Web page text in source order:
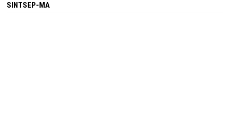
SINTSEP-MA